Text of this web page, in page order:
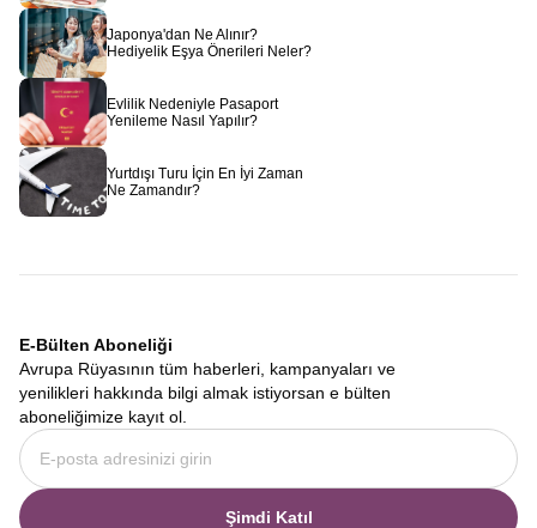
Japonya'dan Ne Alınır?
Hediyelik Eşya Önerileri Neler?
Evlilik Nedeniyle Pasaport
Yenileme Nasıl Yapılır?
Yurtdışı Turu İçin En İyi Zaman
Ne Zamandır?
E-Bülten Aboneliği
Avrupa Rüyasının tüm haberleri, kampanyaları ve
yenilikleri hakkında bilgi almak istiyorsan e bülten
aboneliğimize kayıt ol.
Şimdi Katıl